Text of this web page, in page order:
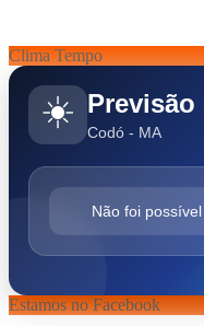
Clima Tempo
☀️ Previsão
Codó - MA
Não foi
Estamos no Facebook